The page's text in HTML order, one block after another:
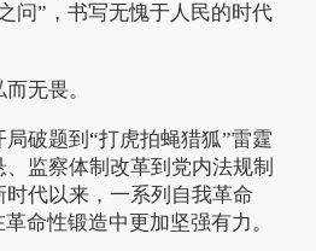
问”，书写无愧于人民的时代
无畏。
破题到“打虎拍蝇猎狐”雷霆
监察体制改革到党内法规制
代以来，一系列自我革命
命性锻造中更加坚强有力。